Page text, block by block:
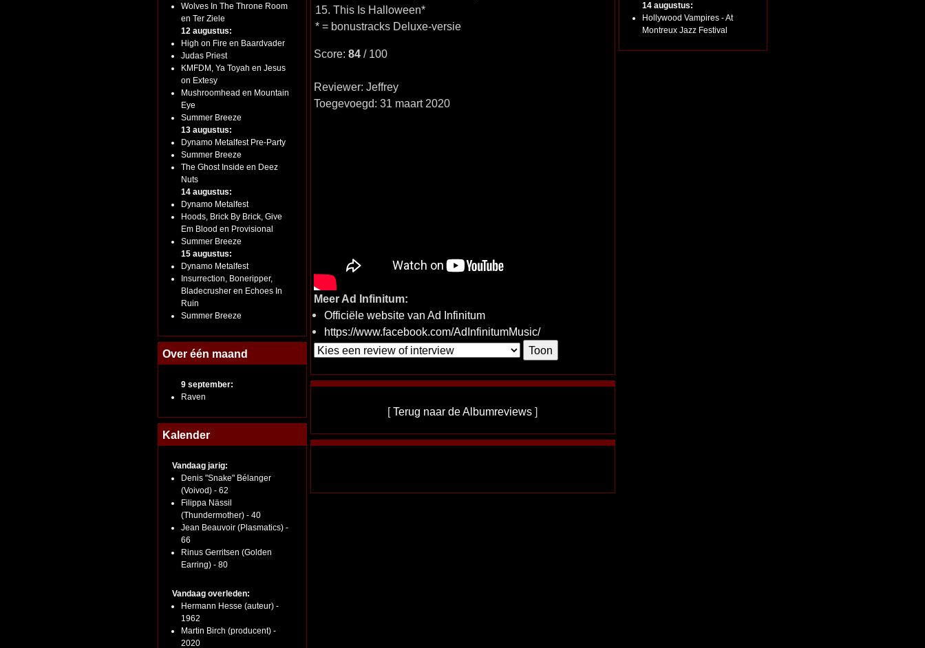
Wolves In The Throne Room
en Ter Ziele
12 augustus:
High on Fire en Baardvader
Judas Priest
KMFDM, Ya Toyah en Jesus
on Extesy
Mushroomhead en Mountain
Eye
Summer Breeze
13 augustus:
Dynamo Metalfest Pre-Party
Summer Breeze
The Ghost Inside en Deez
Nuts
14 augustus:
Dynamo Metalfest
Hoods, Brick By Brick, Give
Em Blood en Provisional
Summer Breeze
15 augustus:
Dynamo Metalfest
Insurrection, Boneripper,
Bladecrusher en Echoes In
Ruin
Summer Breeze
Over één maand
9 september:
Raven
Kalender
Vandaag jarig:
Denis "Snake" Bélanger
(Voivod) - 62
Filippa Nässil
(Thundermother) - 40
Jean Beauvoir (Plasmatics) -
66
Rinus Gerritsen (Golden
Earring) - 80
Vandaag overleden:
Hermann Hesse (auteur) -
1962
Martin Birch (producent) -
2020
15. This Is Halloween*
* = bonustracks Deluxe-versie
Score: 84/ 100
Reviewer: Jeffrey
Toegevoegd: 31 maart 2020
Meer Ad Infinitum:
Officiële website van Ad Infinitum
https://www.facebook.com/AdInfinitumMusic/
[Terug naar de Albumreviews ]
14 augustus:
Hollywood Vampires - At
Montreux Jazz Festival